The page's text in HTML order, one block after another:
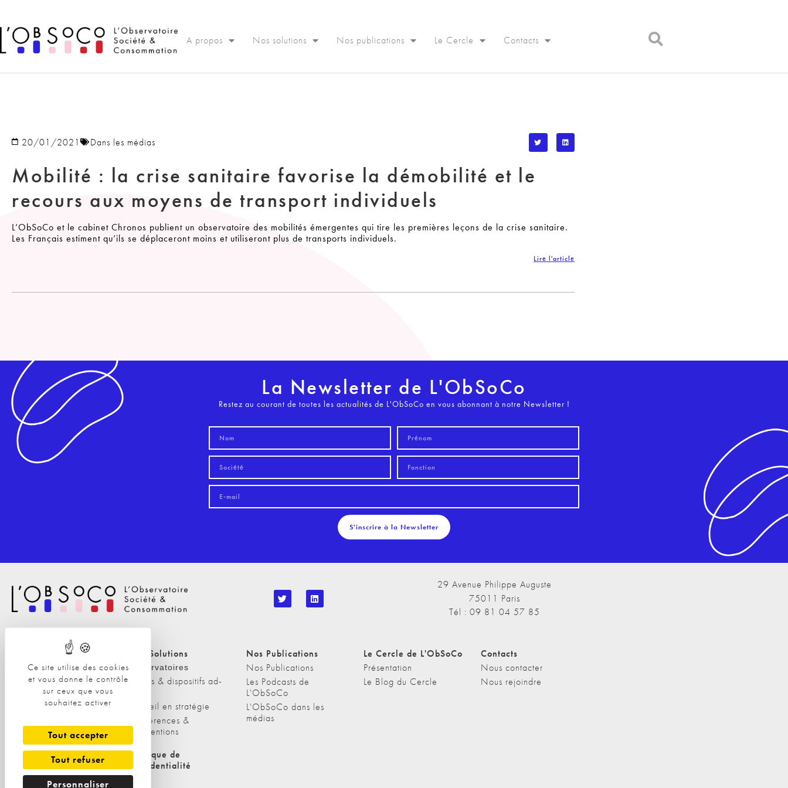
Ce site utilise des cookies
et vous donne le contrôle
sur ceux que vous
souhaitez activer
Tout accepter
Tout refuser
Personnaliser
A propos Nos solutions Nos publications Le Cercle Contacts
20/01/2021 Dans les médias
Mobilité : la crise sanitaire favorise la démobilité et le
recours aux moyens de transport individuels
L’ObSoCo et le cabinet Chronos publient un observatoire des mobilités émergentes qui tire les premières leçons de la crise sanitaire.
Les Français estiment qu’ils se déplaceront moins et utiliseront plus de transports individuels.
Lire l'article
La Newsletter de L'ObSoCo
Restez au courant de toutes les actualités de L'ObSoCo en vous abonnant à notre Newsletter !
S'inscrire à la Newsletter
29 Avenue Philippe Auguste
75011 Paris
Tél : 09 81 04 57 85
Nos Solutions
A propos
L'équipe
Nos clients
Nos Solutions
Observatoires
Etudes & dispositifs ad-
Conseil en stratégie
Conférences &
interventions
Nos Publications
Nos Publications
Les Podcasts de
L'ObSoCo
L'ObSoCo dans les
médias
Le Cercle de L'ObSoCo
Présentation
Le Blog du Cercle
Contacts
Nous contacter
Nous rejoindre
Politique de cookies
Politique de
confidentialité